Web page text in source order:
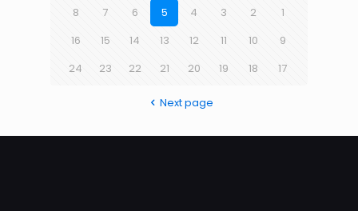
1
2
3
4
5
6
7
8
9
10
11
12
13
14
15
16
17
18
19
20
21
22
23
24
Next page